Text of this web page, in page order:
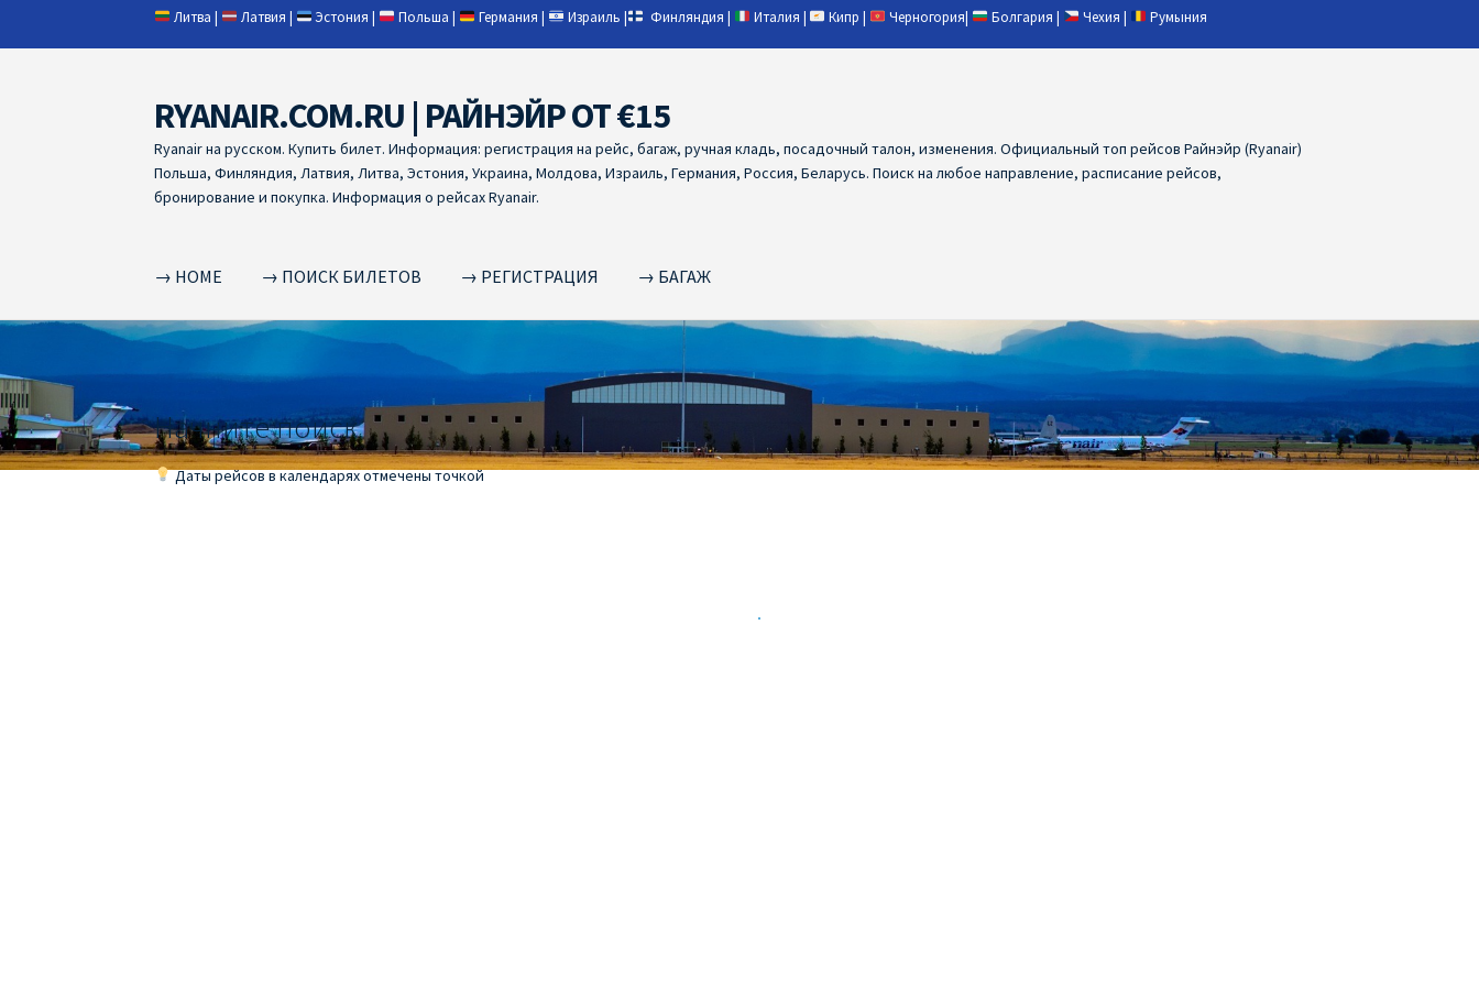
Литва | Латвия | Эстония | Польша | Германия | Израиль | Финляндия | Италия | Кипр | Черногория| Болгария | Чехия | Румыния
Skip
to
navigation
Skip
to
content
RYANAIR.COM.RU | РАЙНЭЙР ОТ €15
Ryanair на русском. Купить билет. Информация: регистрация на рейс, багаж, ручная кладь, посадочный талон, изменения. Официальный топ рейсов Райнэйр (Ryanair)
Польша, Финляндия, Латвия, Литва, Эстония, Украина, Молдова, Израиль, Германия, Россия, Беларусь. Поиск на любое направление, расписание рейсов,
бронирование и покупка. Информация о рейсах Ryanair.
→ HOME → ПОИСК БИЛЕТОВ → РЕГИСТРАЦИЯ → БАГАЖ
HomeRYANAIR | ПОИСК АВИАБИЛЕТОВ Ryanair ГерманияRyanair ГрецияRyanair дешевые авиабилеты
RYANAIR ДОБАВИТЬ БАГАЖRyanair зміниRyanair из ВаршавыRyanair из Вильнюса Ryanair из КаунасаRyanair из ЛаппеенрантыRyanair из Лондона
RYANAIR ИЗ РИГИRyanair из СтокгольмаRYANAIR ИЗ ТАЛЛИНАRyanair из ТампереRYANAIR ИЗ ЧЕХИИ | ПРАГА, ОСТРАВА, ПАРДУБИЦЕ, БРНО
Начните поиск
Даты рейсов в календарях отмечены точкой